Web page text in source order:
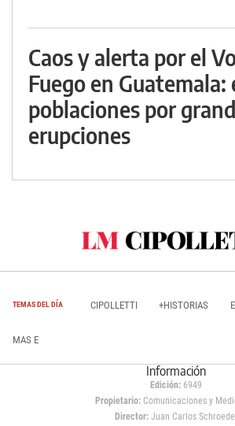
Caos y alerta por el
Fuego en Guatemala:
poblaciones por
erupciones
TEMAS DEL DÍA CIPOLLETTI +HISTORIAS
MAS E
Información
Edición: 6949
Propietario:Comunicaciones y
Director: Juan Carlos